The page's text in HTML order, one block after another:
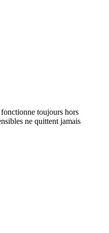
toujours hors
ne quittent jamais